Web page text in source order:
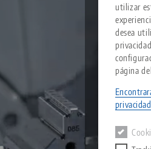
utilizar
desea
página
privacidad.
Lo sentimos. No hemos podido
Servicios
Quicklinks
Search
Descargas
Downloads